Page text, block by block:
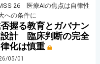
26 医療AIの焦点は自律性
への条件に
握る教育とガバナン
設計 臨床判断の完全
化は慎重
05/01